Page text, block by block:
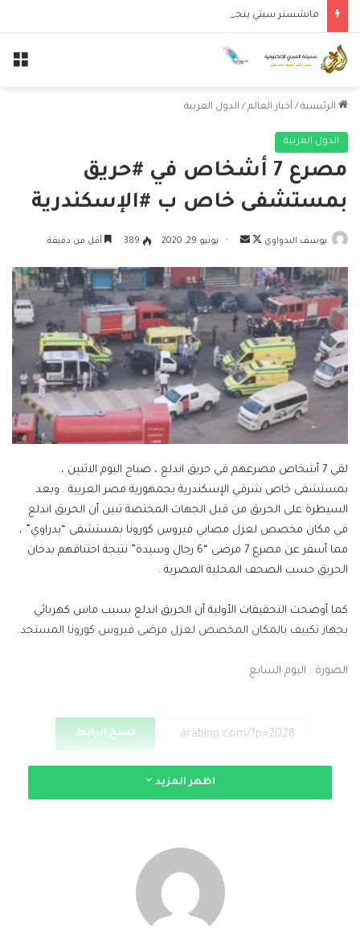
الرئيسية / أخبار العالم / الدول العربية
الدول العربية
مصرع 7 أشخاص في #حريق
بمستشفى خاص ب #الإسكندرية
يوسف البدواوي
تابعأرسل
إلكترونيا
يونيو 29, 2020 389 أقل من دقيقة
لقي 7 أشخاص مصرعهم في حريق اندلع ، صباح اليوم الاثنين ،
بمستشفى خاص شرقي الإسكندرية بجمهورية مصر العربية . وبعد
السيطرة على الحريق من قبل الجهات المختصة تبين أن الحريق اندلع
في مكان مخصص لعزل مصابي فيروس كورونا بمستشفى “بدراوي” ،
مما أسفر عن مصرع 7 مرضى “6 رجال وسيدة” نتيجة اختناقهم بدخان
الحريق حسب الصحف المحلية المصرية .
كما أوضحت التحقيقات الأولية أن الحريق اندلع بسبب ماس كهربائي
بجهاز تكييف بالمكان المخصص لعزل مرضى فيروس كورونا المستجد.
الصورة : اليوم السابع
نسخ الرابط
اظهر المزيد